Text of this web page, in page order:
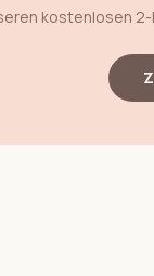
kostenlosen